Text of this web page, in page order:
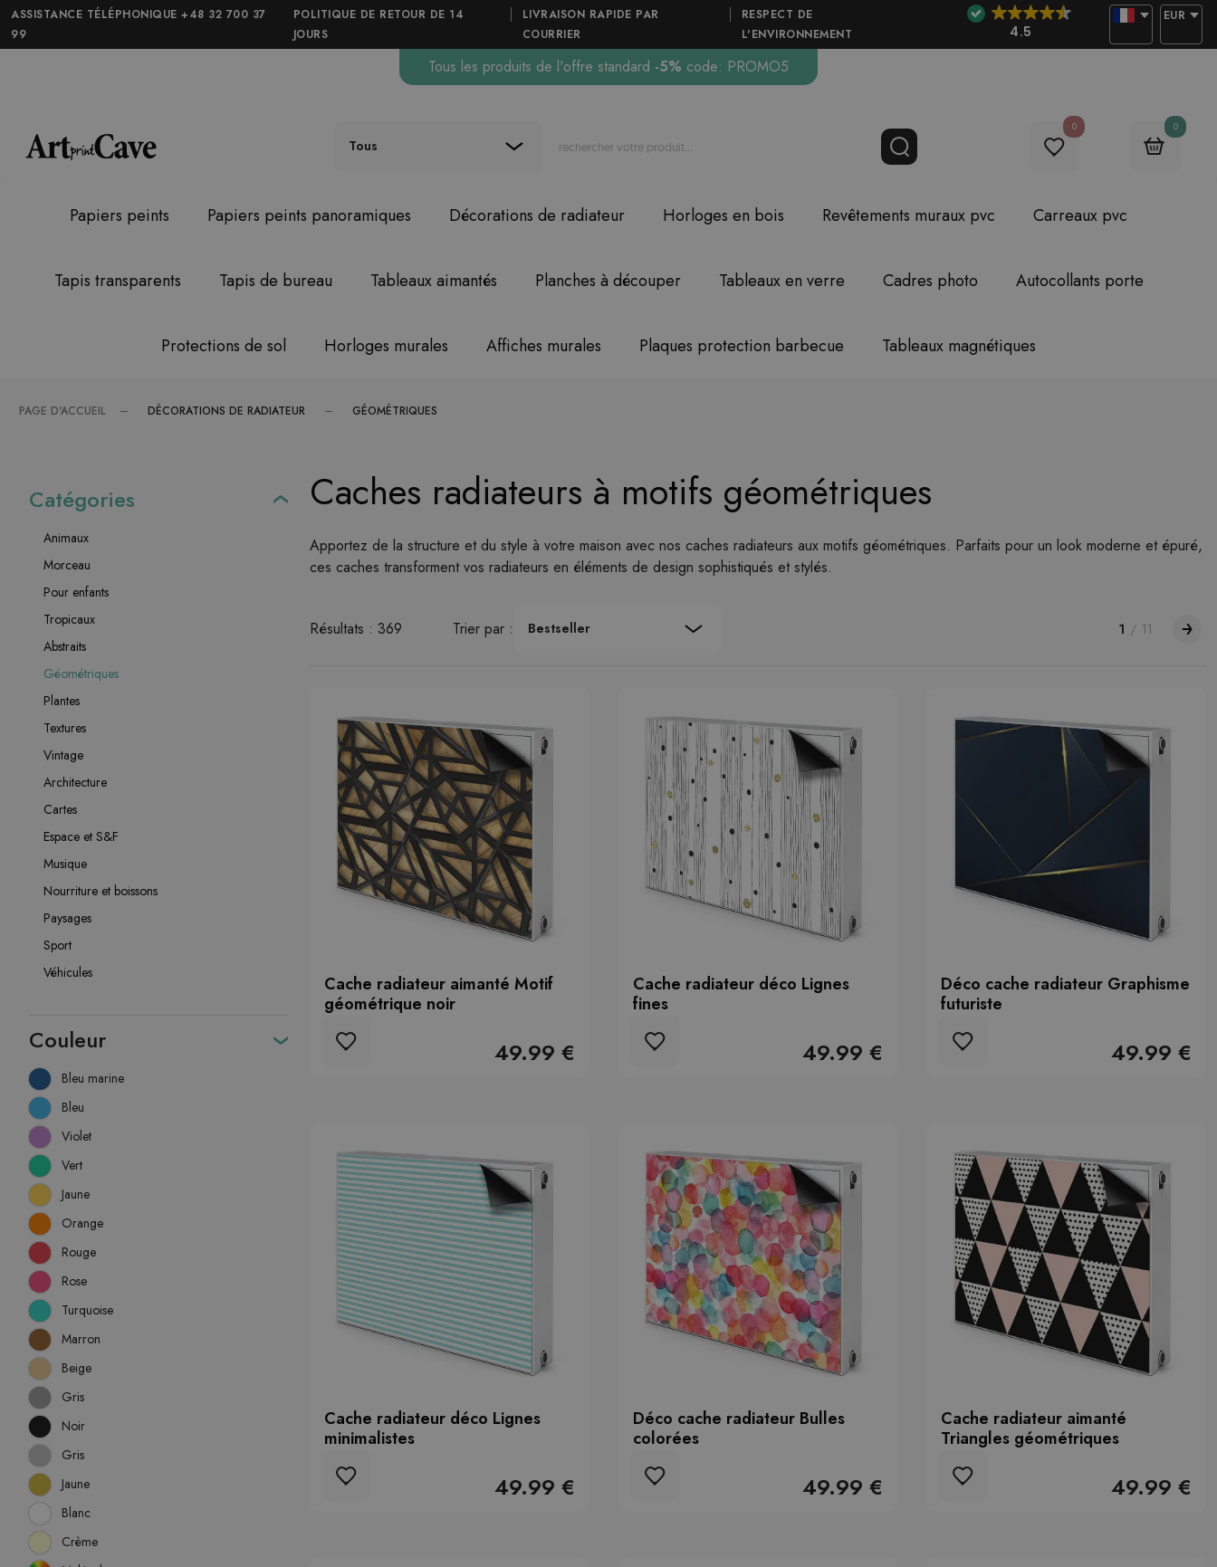
ASSISTANCE TÉLÉPHONIQUE +48 32 700 37
99
POLITIQUE DE RETOUR DE 14
JOURS
LIVRAISON RAPIDE PAR
COURRIER
RESPECT DE
L'ENVIRONNEMENT
4.5
EUR
Tous les produits de l'offre standard -5% code: PROMO5
Tous
0 0
Papiers peints Papiers peints panoramiques Décorations de radiateur Horloges en bois Revêtements muraux pvc Carreaux pvc
Tapis transparents Tapis de bureau Tableaux aimantés Planches à découper Tableaux en verre Cadres photo Autocollants porte
Protections de sol Horloges murales Affiches murales Plaques protection barbecue Tableaux magnétiques
PAGE D'ACCUEIL DÉCORATIONS DE RADIATEUR GÉOMÉTRIQUES
Catégories
Animaux
Morceau
Pour enfants
Tropicaux
Abstraits
Géométriques
Plantes
Textures
Vintage
Architecture
Cartes
Espace et S&F
Musique
Nourriture et boissons
Paysages
Sport
Véhicules
Couleur
Bleu marine
Bleu
Violet
Vert
Jaune
Orange
Rouge
Rose
Turquoise
Marron
Beige
Gris
Noir
Gris
Jaune
Blanc
Crème
Caches radiateurs à motifs géométriques
Apportez de la structure et du style à votre maison avec nos caches radiateurs aux motifs géométriques. Parfaits pour un look moderne et épuré,
ces caches transforment vos radiateurs en éléments de design sophistiqués et stylés.
Résultats : 369 Trier par : Bestseller 1 / 11
Cache radiateur aimanté Motif
géométrique noir
49.99 €
Cache radiateur déco Lignes
fines
49.99 €
Déco cache radiateur Graphisme
futuriste
49.99 €
Cache radiateur déco Lignes
minimalistes
49.99 €
Déco cache radiateur Bulles
colorées
49.99 €
Cache radiateur aimanté
Triangles géométriques
49.99 €